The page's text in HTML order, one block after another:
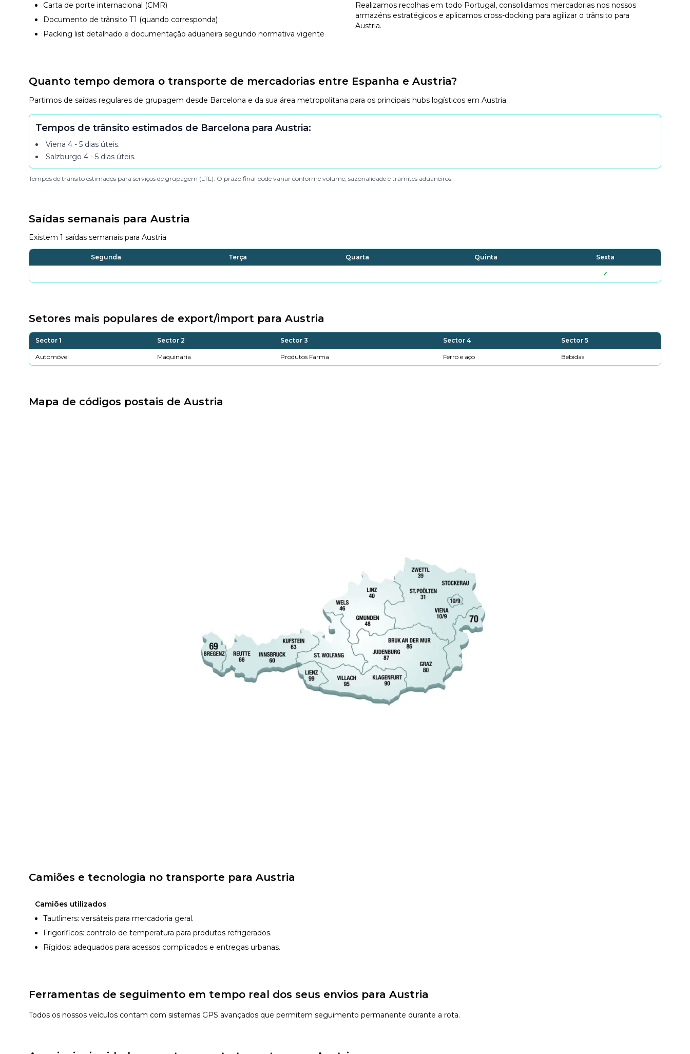
Carta de porte internacional (CMR)
Documento de trânsito T1 (quando corresponda)
Packing list detalhado e documentação aduaneira segundo normativa vigente
Realizamos recolhas em todo Portugal, consolidamos mercadorias nos nossos
armazéns estratégicos e aplicamos cross-docking para agilizar o trânsito para
Austria.
Quanto tempo demora o transporte de mercadorias entre Espanha e Austria?
Partimos de saídas regulares de grupagem desde Barcelona e da sua área metropolitana para os principais hubs logísticos em Austria.
Tempos de trânsito estimados de Barcelona para Austria:
Viena 4 - 5 dias úteis.
Salzburgo 4 - 5 dias úteis.
Tempos de trânsito estimados para serviços de grupagem (LTL). O prazo final pode variar conforme volume, sazonalidade e trâmites aduaneiros.
Saídas semanais para Austria
Existem 1 saídas semanais para Austria
Segunda Terça Quarta Quinta Sexta
– – – – ✓
Setores mais populares de export/import para Austria
Sector 1 Sector 2 Sector 3 Sector 4 Sector 5
Automóvel Maquinaria Produtos Farma Ferro e aço Bebidas
Mapa de códigos postais de Austria
Camiões e tecnologia no transporte para Austria
Camiões utilizados
Tautliners: versáteis para mercadoria geral.
Frigoríficos: controlo de temperatura para produtos refrigerados.
Rígidos: adequados para acessos complicados e entregas urbanas.
Ferramentas de seguimento em tempo real dos seus envios para Austria
Todos os nossos veículos contam com sistemas GPS avançados que permitem seguimento permanente durante a rota.